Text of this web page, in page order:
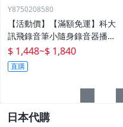
Y8750208580
【活動價】【滿額免運】科大
訊飛錄音筆小隨身錄音器播放
器設備神器專業高清降噪轉文
字超
$ 1,448~$ 1,840
直購
日本代購